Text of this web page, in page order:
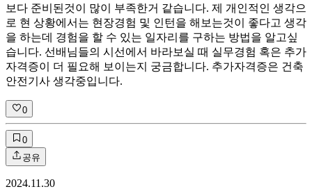
보다 준비된것이 많이 부족한거 같습니다. 제 개인적인 생각으
로 현 상황에서는 현장경험 및 인턴을 해보는것이 좋다고 생각
을 하는데 경험을 할 수 있는 일자리를 구하는 방법을 알고싶
습니다. 선배님들의 시선에서 바라보실 때 실무경험 혹은 추가
자격증이 더 필요해 보이는지 궁금합니다. 추가자격증은 건축
안전기사 생각중입니다.
0
0
공유
2024.11.30